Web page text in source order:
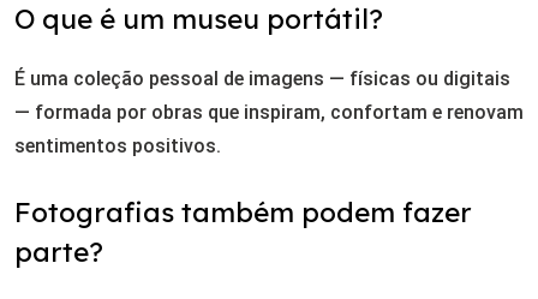
O que é um museu portátil?
É uma coleção pessoal de imagens — físicas ou digitais
— formada por obras que inspiram, confortam e renovam
sentimentos positivos.
Fotografias também podem fazer
parte?